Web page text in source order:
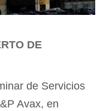
DE
de Servicios
Avax, en